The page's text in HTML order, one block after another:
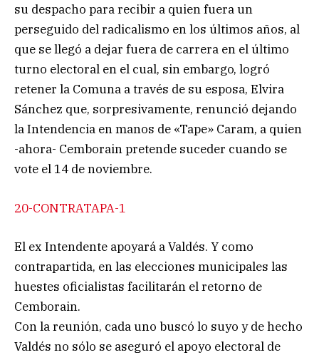
su despacho para recibir a quien fuera un
perseguido del radicalismo en los últimos años, al
que se llegó a dejar fuera de carrera en el último
turno electoral en el cual, sin embargo, logró
retener la Comuna a través de su esposa, Elvira
Sánchez que, sorpresivamente, renunció dejando
la Intendencia en manos de «Tape» Caram, a quien
-ahora- Cemborain pretende suceder cuando se
vote el 14 de noviembre.
20-CONTRATAPA-1
El ex Intendente apoyará a Valdés. Y como
contrapartida, en las elecciones municipales las
huestes oficialistas facilitarán el retorno de
Cemborain.
Con la reunión, cada uno buscó lo suyo y de hecho
Valdés no sólo se aseguró el apoyo electoral de